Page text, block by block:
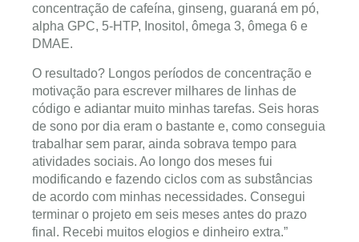
concentração de cafeína, ginseng, guaraná em pó,
alpha GPC, 5-HTP, Inositol, ômega 3, ômega 6 e
DMAE.
O resultado? Longos períodos de concentração e
motivação para escrever milhares de linhas de
código e adiantar muito minhas tarefas. Seis horas
de sono por dia eram o bastante e, como conseguia
trabalhar sem parar, ainda sobrava tempo para
atividades sociais. Ao longo dos meses fui
modificando e fazendo ciclos com as substâncias
de acordo com minhas necessidades. Consegui
terminar o projeto em seis meses antes do prazo
final. Recebi muitos elogios e dinheiro extra.”